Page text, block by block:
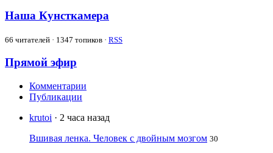
Наша Кунсткамера
66 читателей · 1347 топиков · RSS
Прямой эфир
Комментарии
Публикации
krutoi · 2 часа назад
Вшивая ленка. Человек с двойным мозгом 30